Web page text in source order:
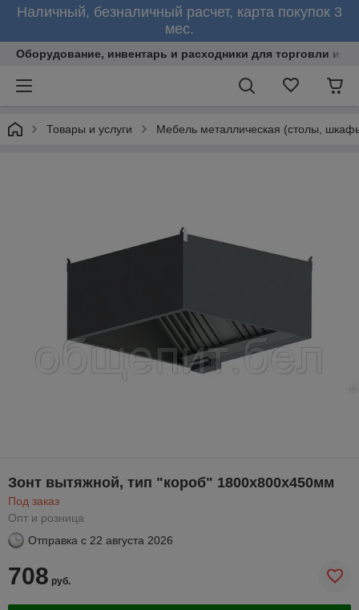
Наличный, безналичный расчет, карта покупок 3
мес.
Оборудование, инвентарь и расходники для торговли и
Товары и услуги Мебель металлическая (столы,
Зонт вытяжной, тип "короб" 1800х800х450мм
Под заказ
Опт и розница
Отправка с 22 августа 2026
708 руб.